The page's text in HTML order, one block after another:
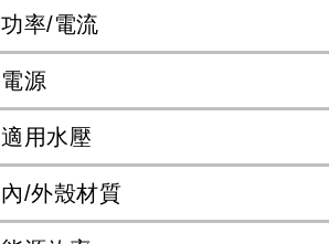
功率/電流
電源
適用水壓
內/外殼材質